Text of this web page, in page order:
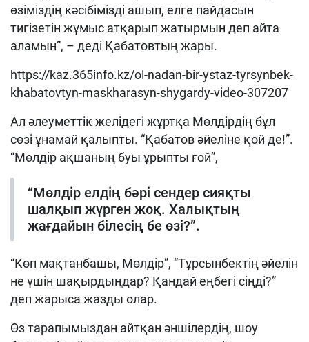
өзіміздің кәсібімізді ашып, елге пайдасын
тигізетін жұмыс атқарып жатырмын деп айта
аламын”, – деді Қабатовтың жары.
https://kaz.365info.kz/ol-nadan-bir-ystaz-tyrsynbek-
khabatovtyn-maskharasyn-shygardy-video-307207
Ал әлеуметтік желідегі жұртқа Мөлдірдің бұл
сөзі ұнамай қалыпты. “Қабатов әйеліне қой де!”.
“Мөлдір ақшаның буы ұрыпты ғой”,
“Мөлдір елдің бәрі сендер сияқты
шалқып жүрген жоқ. Халықтың
жағдайын білесің бе өзі?”.
“Көп мақтанбашы, Мөлдір”, “Тұрсынбектің әйелін
не үшін шақырдыңдар? Қандай еңбегі сіңді?”
деп жарыса жазды олар.
Өз тарапымыздан айтқан әншілердің, шоу